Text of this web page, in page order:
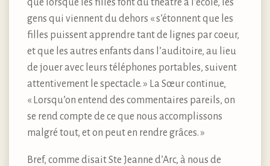
que lorsque les filles font du théâtre à l’école, les
gens qui viennent du dehors « s’étonnent que les
filles puissent apprendre tant de lignes par coeur,
et que les autres enfants dans l’auditoire, au lieu
de jouer avec leurs téléphones portables, suivent
attentivement le spectacle. » La Sœur continue,
« Lorsqu’on entend des commentaires pareils, on
se rend compte de ce que nous accomplissons
malgré tout, et on peut en rendre grâces. »
Bref, comme disait Ste Jeanne d’Arc, à nous de